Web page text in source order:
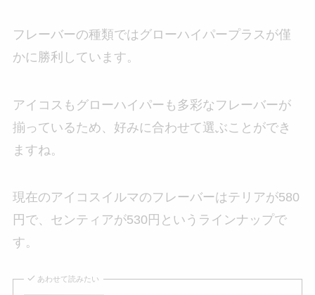
フレーバーの種類ではグローハイパープラスが僅
かに勝利しています。
アイコスもグローハイパーも多彩なフレーバーが
揃っているため、好みに合わせて選ぶことができ
ますね。
現在のアイコスイルマのフレーバーはテリアが580
円で、センティアが530円というラインナップで
す。
あわせて読みたい